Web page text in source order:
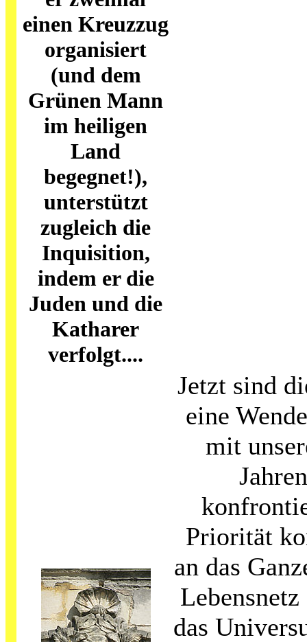
einen Kreuzzug
organisiert
(und dem
Grünen Mann
im heiligen
Land
begegnet!),
unterstützt
zugleich die
Inquisition,
indem er die
Juden und die
Katharer
verfolgt....
Jetzt sind
eine
mit
Priorität
an das
das